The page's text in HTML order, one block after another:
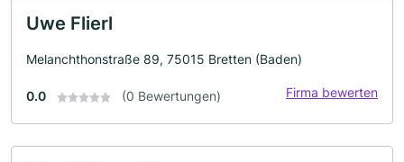
Uwe Flierl
Melanchthonstraße 89, 75015 Bretten (Baden)
0.0 (0 Bewertungen) Firma bewerten